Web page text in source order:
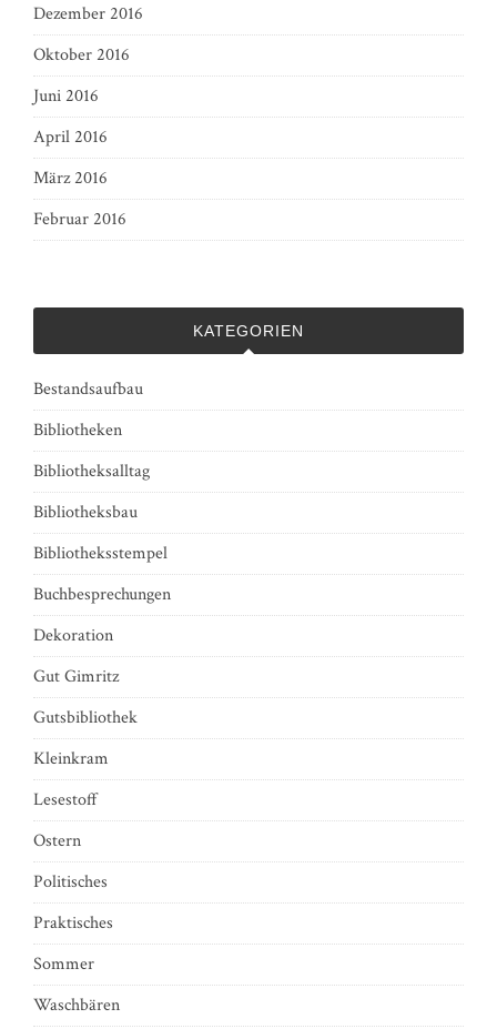
Dezember 2016
Oktober 2016
Juni 2016
April 2016
März 2016
Februar 2016
KATEGORIEN
Bestandsaufbau
Bibliotheken
Bibliotheksalltag
Bibliotheksbau
Bibliotheksstempel
Buchbesprechungen
Dekoration
Gut Gimritz
Gutsbibliothek
Kleinkram
Lesestoff
Ostern
Politisches
Praktisches
Sommer
Waschbären